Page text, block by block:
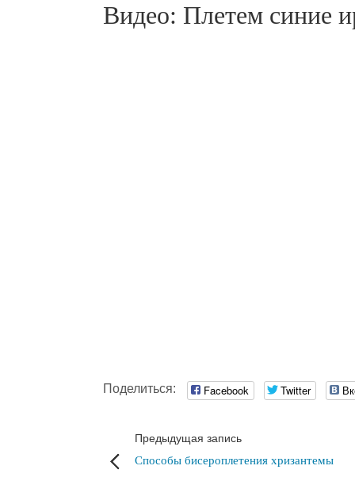
Видео: Плетем синие
Поделиться: Facebook Twitter
Предыдущая запись
Способы бисероплетения хризантемы